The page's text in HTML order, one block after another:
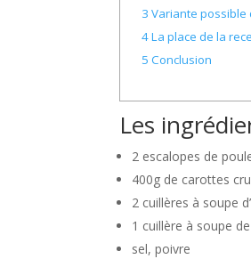
3 Variante possible
4La place de la
5 Conclusion
Les
2 escalopes de
400g de carottes
2 cuillères à soupe
1 cuillère à soupe
sel, poivre